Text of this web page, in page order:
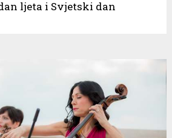
ljeta i Svjetski dan